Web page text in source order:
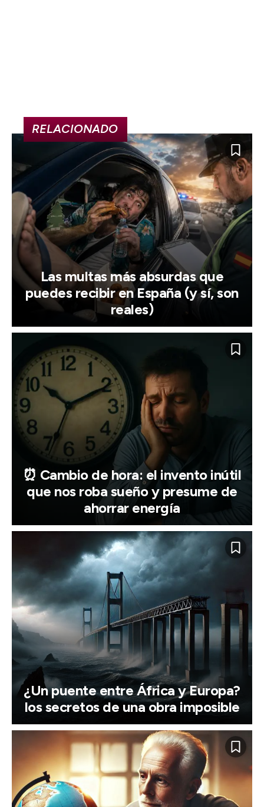
RELACIONADO
Las multas más absurdas que
puedes recibir en España (y sí, son
reales)
⏰ Cambio de hora: el invento inútil
que nos roba sueño y presume de
ahorrar energía
¿Un puente entre África y Europa?
los secretos de una obra imposible